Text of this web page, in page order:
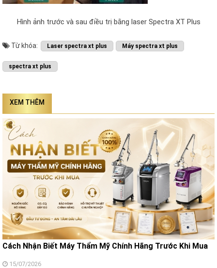
Hình ảnh trước và sau điều trị bằng laser Spectra XT Plus
Từ khóa: Laser spectra xt plus Máy spectra xt plus
spectra xt plus
XEM THÊM
Cách Nhận Biết Máy Thẩm Mỹ Chính Hãng Trước Khi Mua
15/07/2026